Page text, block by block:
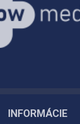
INFORMÁCIE